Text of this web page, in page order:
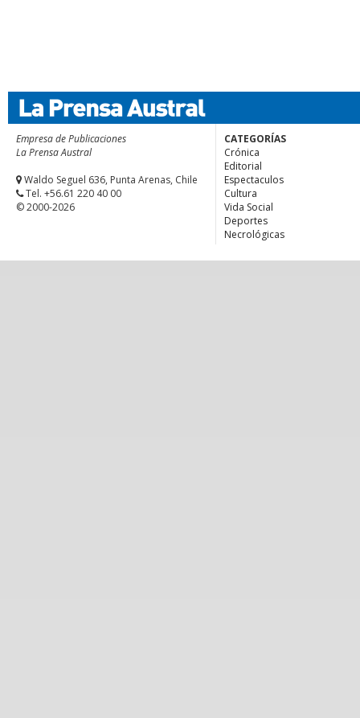
Empresa de Publicaciones
La Prensa Austral
Waldo Seguel 636, Punta Arenas, Chile
Tel. +56.61 220 40 00
© 2000-2026
CATEGORÍAS
Crónica
Editorial
Espectaculos
Cultura
Vida Social
Deportes
Necrológicas